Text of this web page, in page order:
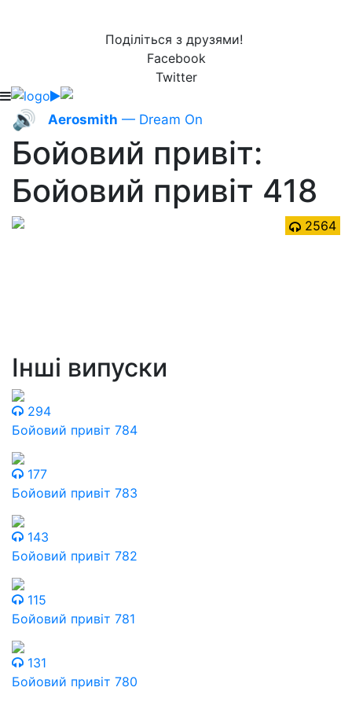
Поділіться з друзями!
Facebook
Twitter
🔊 Aerosmith — Dream On
Бойовий привіт:
Бойовий привіт 418
2564
Інші випуски
294
Бойовий привіт 784
177
Бойовий привіт 783
143
Бойовий привіт 782
115
Бойовий привіт 781
131
Бойовий привіт 780